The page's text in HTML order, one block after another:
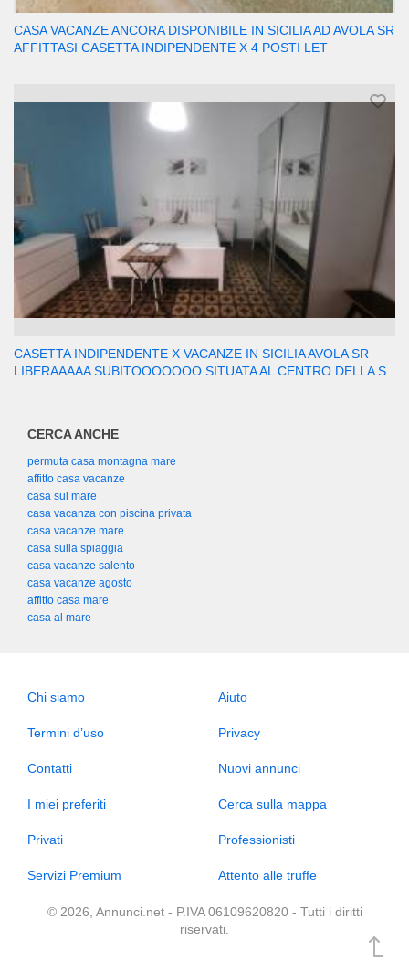
CASA VACANZE ANCORA DISPONIBILE IN SICILIA AD AVOLA SR
AFFITTASI CASETTA INDIPENDENTE X 4 POSTI LET
CASETTA INDIPENDENTE X VACANZE IN SICILIA AVOLA SR
LIBERAAAAA SUBITOOOOOOO SITUATA AL CENTRO DELLA S
CERCA ANCHE
permuta casa montagna mare
affitto casa vacanze
casa sul mare
casa vacanza con piscina privata
casa vacanze mare
casa sulla spiaggia
casa vacanze salento
casa vacanze agosto
affitto casa mare
casa al mare
Chi siamo Aiuto
Termini d’uso Privacy
Contatti Nuovi annunci
I miei preferiti Cerca sulla mappa
Privati Professionisti
Servizi Premium Attento alle truffe
© 2026, Annunci.net - P.IVA 06109620820 - Tutti i diritti
riservati.